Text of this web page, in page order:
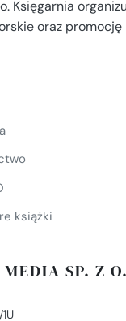
Księgarnia
oraz promocję
książki
SP. Z